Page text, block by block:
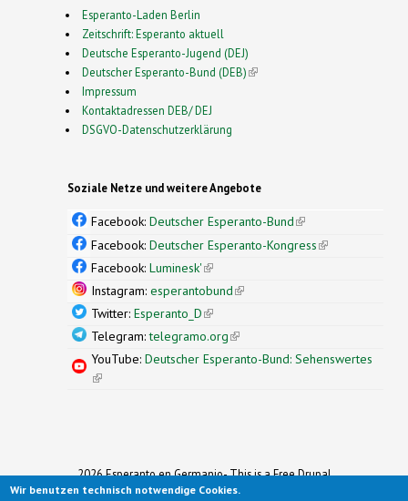
Esperanto-Laden Berlin
Zeitschrift: Esperanto aktuell
Deutsche Esperanto-Jugend (DEJ)
Deutscher Esperanto-Bund (DEB)(link is external)
Impressum
Kontaktadressen DEB/ DEJ
DSGVO-Datenschutzerklärung
Soziale Netze und weitere Angebote
Facebook: Deutscher Esperanto-Bund(link is
external)
Facebook: Deutscher Esperanto-Kongress(link is
Facebook: Luminesk'(link is external)
Instagram: esperantobund(link is external)
Twitter: Esperanto_D(link is external)
Telegram:telegramo.org(link is external)
YouTube: Deutscher Esperanto-Bund: Sehenswertes
(link is external)
2026 Esperanto en Germanio- This is a Free Drupal
Theme
Wir benutzen technisch notwendige Cookies.